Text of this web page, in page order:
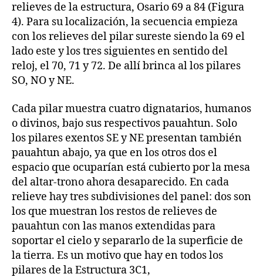
relieves de la estructura, Osario 69 a 84 (Figura
4). Para su localización, la secuencia empieza
con los relieves del pilar sureste siendo la 69 el
lado este y los tres siguientes en sentido del
reloj, el 70, 71 y 72. De allí brinca al los pilares
SO, NO y NE.
Cada pilar muestra cuatro dignatarios, humanos
o divinos, bajo sus respectivos pauahtun. Solo
los pilares exentos SE y NE presentan también
pauahtun abajo, ya que en los otros dos el
espacio que ocuparían está cubierto por la mesa
del altar-trono ahora desaparecido. En cada
relieve hay tres subdivisiones del panel: dos son
los que muestran los restos de relieves de
pauahtun con las manos extendidas para
soportar el cielo y separarlo de la superficie de
la tierra. Es un motivo que hay en todos los
pilares de la Estructura 3C1,